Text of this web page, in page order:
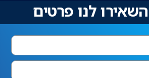
לנו פרטים